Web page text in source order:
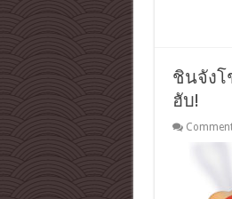
ชินจังโ
ฮับ!